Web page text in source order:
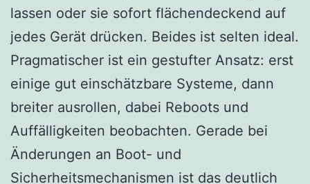
lassen oder sie sofort flächendeckend auf
jedes Gerät drücken. Beides ist selten ideal.
Pragmatischer ist ein gestufter Ansatz: erst
einige gut einschätzbare Systeme, dann
breiter ausrollen, dabei Reboots und
Auffälligkeiten beobachten. Gerade bei
Änderungen an Boot- und
Sicherheitsmechanismen ist das deutlich